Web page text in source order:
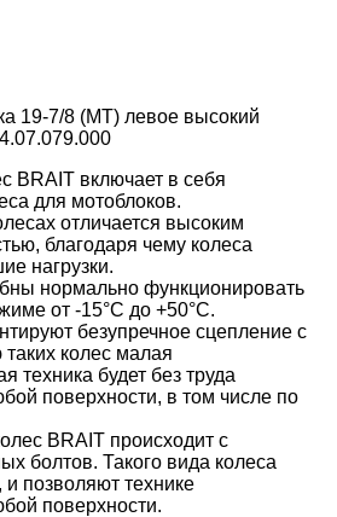
19-7/8 (MT) левое высокий
BRAIT включает в себя
для мотоблоков.
отличается высоким
благодаря чему колеса
нагрузки.
нормально функционировать
от -15°С до +50°С.
безупречное сцепление с
колес малая
техника будет без труда
поверхности, в том числе по
BRAIT происходит с
болтов. Такого вида колеса
позволяют технике
поверхности.